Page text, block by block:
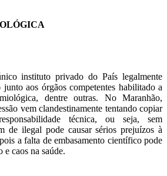
instituto privado do País legalmente
junto aos órgãos competentes habilitado a
dentre outras. No Maranhão,
vem clandestinamente tentando copiar
técnica, ou seja, sem
de ilegal pode causar sérios prejuízos à
a falta de embasamento científico pode
e caos na saúde.